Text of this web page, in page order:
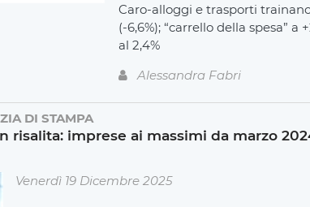
Caro-alloggi e trasporti
(-6,6%); “carrello della spesa” a
al 2,4%
Alessandra Fabri
DI STAMPA
risalita: imprese ai massimi da marzo
Venerdì 19 Dicembre 2025